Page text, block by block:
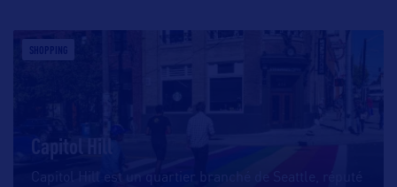
SHOPPING
Capitol Hill
Capitol Hill est un quartier branché de Seattle, réputé